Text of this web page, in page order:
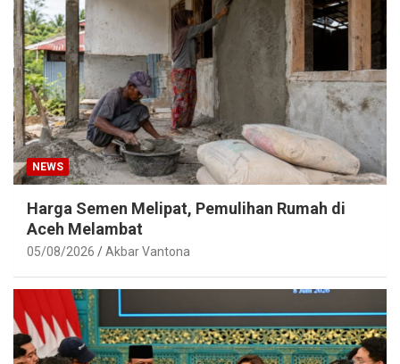
NEWS
Harga Semen Melipat, Pemulihan Rumah di
Aceh Melambat
05/08/2026 Akbar Vantona